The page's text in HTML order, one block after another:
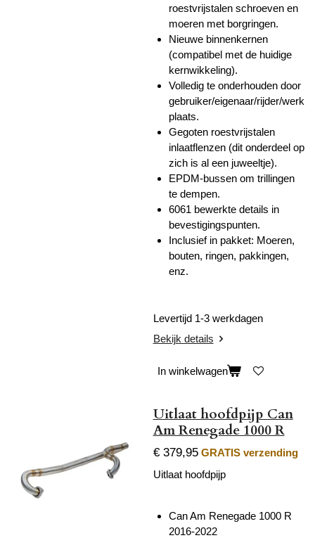
roestvrijstalen schroeven en
moeren met borgringen.
Nieuwe binnenkernen
(compatibel met de huidige
kernwikkeling).
Volledig te onderhouden door
gebruiker/eigenaar/rijder/werk
plaats.
Gegoten roestvrijstalen
inlaatflenzen (dit onderdeel op
zich is al een juweeltje).
EPDM-bussen om trillingen
te dempen.
6061 bewerkte details in
bevestigingspunten.
Inclusief in pakket: Moeren,
bouten, ringen, pakkingen,
enz.
Levertijd 1-3 werkdagen
Bekijk details
In winkelwagen
Uitlaat hoofdpijp Can
Am Renegade 1000 R
€ 379,95 GRATIS verzending
Uitlaat hoofdpijp
Can Am Renegade 1000 R
2016-2022